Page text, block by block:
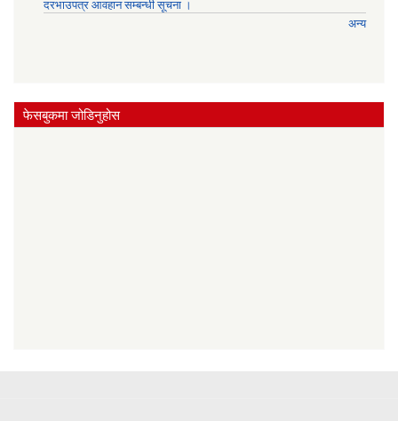
दरभाउपत्र आवहान सम्बन्धी सूचना ।
अन्य
फेसबुकमा जोडिनुहोस